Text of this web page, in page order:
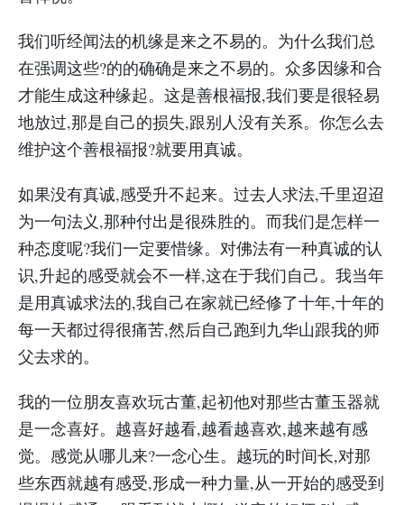
我们听经闻法的机缘是来之不易的。为什么我们总
在强调这些?的的确确是来之不易的。众多因缘和合
才能生成这种缘起。这是善根福报,我们要是很轻易
地放过,那是自己的损失,跟别人没有关系。你怎么去
维护这个善根福报?就要用真诚。
如果没有真诚,感受升不起来。过去人求法,千里迢迢
为一句法义,那种付出是很殊胜的。而我们是怎样一
种态度呢?我们一定要惜缘。对佛法有一种真诚的认
识,升起的感受就会不一样,这在于我们自己。我当年
是用真诚求法的,我自己在家就已经修了十年,十年的
每一天都过得很痛苦,然后自己跑到九华山跟我的师
父去求的。
我的一位朋友喜欢玩古董,起初他对那些古董玉器就
是一念喜好。越喜好越看,越看越喜欢,越来越有感
觉。感觉从哪儿来?一念心生。越玩的时间长,对那
些东西就越有感受,形成一种力量,从一开始的感受到